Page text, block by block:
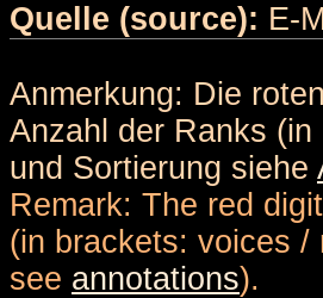
Quelle (source): E-
Anmerkung: Die
Anzahl der Ranks
und Sortierung siehe
Remark: The red
(in brackets: voices /
see annotations).